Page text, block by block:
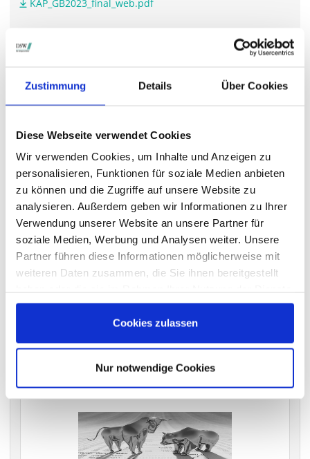
Zustimmung Details Über Cookies
Diese Webseite verwendet Cookies
Wir verwenden Cookies, um Inhalte und Anzeigen zu
personalisieren, Funktionen für soziale Medien anbieten
zu können und die Zugriffe auf unsere Website zu
analysieren. Außerdem geben wir Informationen zu Ihrer
Verwendung unserer Website an unsere Partner für
soziale Medien, Werbung und Analysen weiter. Unsere
Partner führen diese Informationen möglicherweise mit
weiteren Daten zusammen, die Sie ihnen bereitgestellt
gesammelt haben.
Cookies zulassen
Nur notwendige Cookies
KAP_GB2023_final_web.pdf
www.kap.de/.../tagesordnung-dokumente
STIMMRECHTSVERTRETUNG DURCH DIE DSW
Die DSW vertritt Ihre Stimmrechteauf sämtlichen
wichtigen Hauptversammlungen in Deutschland.
VERGANGENE HAUPTVERSAMMLUNGSTERMINE
archiv.hauptversammlung.de
Die nächsten Termine